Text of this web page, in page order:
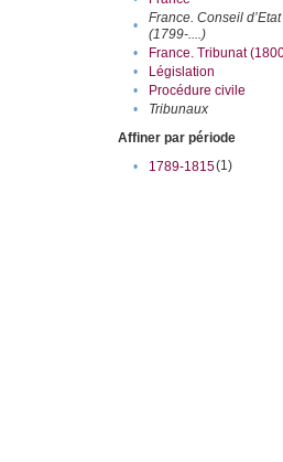
•
France. Conseil d’Etat
(1799-....)
• France. Tribunat
•
Législation
•
Procédure civile
•
Tribunaux
Affiner par période
•
1789-1815(1)